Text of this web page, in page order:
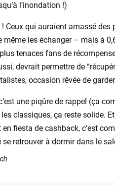
l’inondation !)
! Ceux qui auraient amassé
même les échanger – mais à
tenaces fans de
devrait permettre de
occasion rêvée de
une piqûre de rappel (ça
les classiques, ça reste solide.
en fiesta de cashback, c’est
se retrouver à dormir dans le